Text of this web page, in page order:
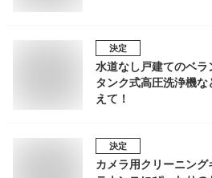
決定
水道なし戸建てのベラ
タンク式高圧洗浄機
えて！
決定
カメラ用クリーニン